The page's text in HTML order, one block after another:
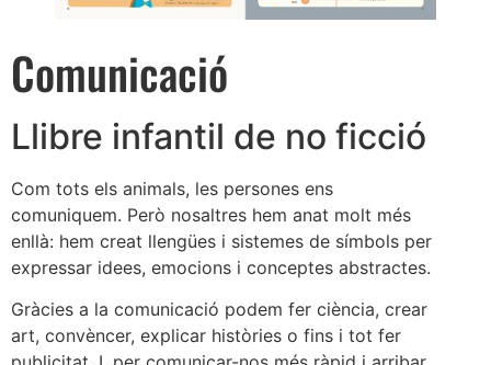
Comunicació
Llibre infantil de no ficció
Com tots els animals, les persones ens
comuniquem. Però nosaltres hem anat molt més
enllà: hem creat llengües i sistemes de símbols per
expressar idees, emocions i conceptes abstractes.
Gràcies a la comunicació podem fer ciència, crear
art, convèncer, explicar històries o fins i tot fer